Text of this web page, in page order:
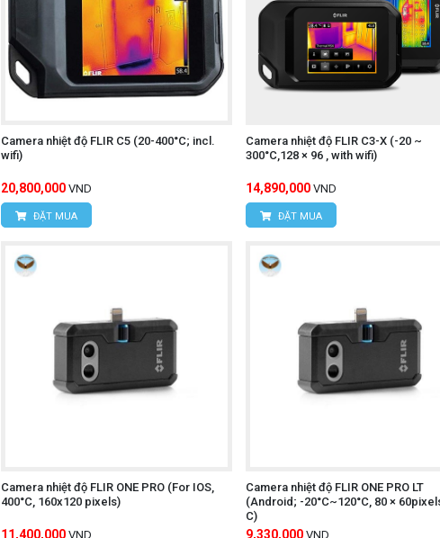
Camera nhiệt độ FLIR C5 (20-400°C; incl.
wifi)
20,800,000 VND
ĐẶT MUA
Camera nhiệt độ FLIR C3-X (-20 ~
300°C,128 × 96 , with wifi)
14,890,000 VND
ĐẶT MUA
Camera nhiệt độ FLIR ONE PRO (For IOS,
400°C, 160x120 pixels)
11,400,000 VND
Camera nhiệt độ FLIR ONE PRO LT
(Android; -20°C~120°C, 80 ×
C)
9,330,000 VND